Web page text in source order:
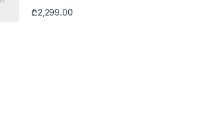
შეფასე
ბა3.33,
₾2,299.00